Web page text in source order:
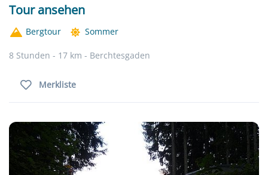
Tour ansehen
Bergtour Sommer
8 Stunden - 17 km - Berchtesgaden
Merkliste